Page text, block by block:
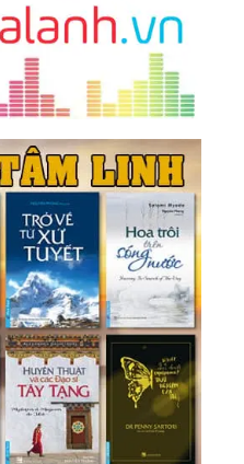
Ta
Nhiều Tiền Để Làm Gì?
Ngôn Từ